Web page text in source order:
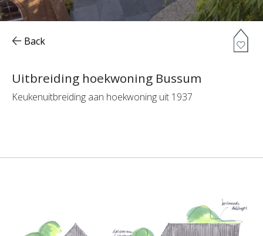
Uitbreiding hoekwoning Bussum
Keukenuitbreiding aan hoekwoning uit 1937
Back